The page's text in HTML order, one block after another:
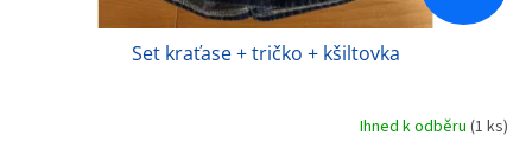
Set kraťase + tričko + kšiltovka
Ihned k odběru (1 ks)